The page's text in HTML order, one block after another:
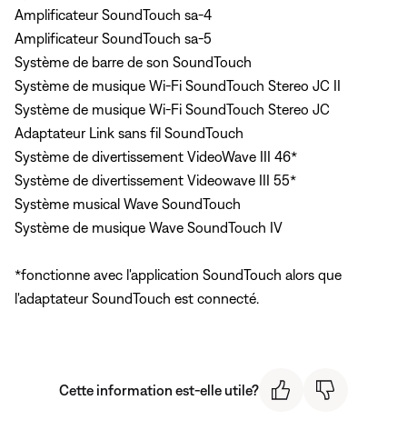
Amplificateur SoundTouch sa-4
Amplificateur SoundTouch sa-5
Système de barre de son SoundTouch
Système de musique Wi-Fi SoundTouch Stereo JC II
Système de musique Wi-Fi SoundTouch Stereo JC
Adaptateur Link sans fil SoundTouch
Système de divertissement VideoWave III 46*
Système de divertissement Videowave III 55*
Système musical Wave SoundTouch
Système de musique Wave SoundTouch IV
*fonctionne avec l'application SoundTouch alors que
l'adaptateur SoundTouch est connecté.
Cette information est-elle utile?